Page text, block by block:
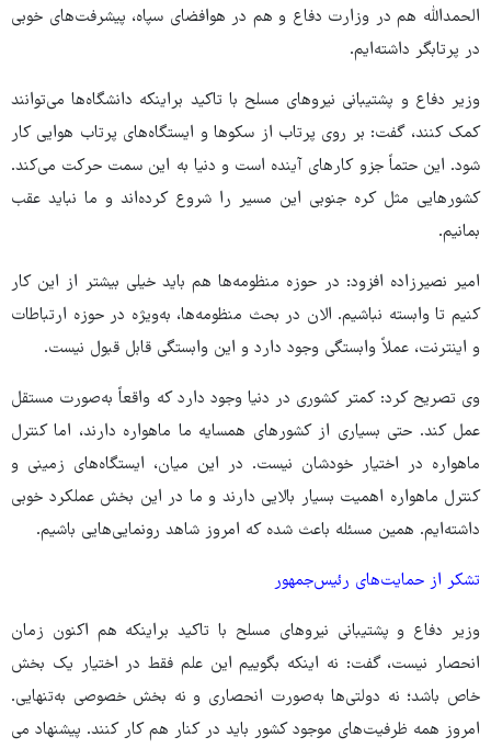
الحمدالله هم در وزارت دفاع و هم در هوافضای سپاه، پیشرفت‌های خوبی
در پرتابگر داشته‌ایم.
وزیر دفاع و پشتیبانی نیروهای مسلح با تاکید براینکه دانشگاه‌ها می‌توانند
کمک کنند، گفت: بر روی پرتاب از سکوها و ایستگاه‌های پرتاب هوایی کار
شود. این حتماً جزو کارهای آینده است و دنیا به این سمت حرکت می‌کند.
کشورهایی مثل کره جنوبی این مسیر را شروع کرده‌اند و ما نباید عقب
بمانیم.
امیر نصیرزاده افزود: در حوزه منظومه‌ها هم باید خیلی بیشتر از این کار
کنیم تا وابسته نباشیم. الان در بحث منظومه‌ها، به‌ویژه در حوزه ارتباطات
و اینترنت، عملاً وابستگی وجود دارد و این وابستگی قابل قبول نیست.
وی تصریح کرد: کمتر کشوری در دنیا وجود دارد که واقعاً به‌صورت مستقل
عمل کند. حتی بسیاری از کشورهای همسایه ما ماهواره دارند، اما کنترل
ماهواره در اختیار خودشان نیست. در این میان، ایستگاه‌های زمینی و
کنترل ماهواره اهمیت بسیار بالایی دارند و ما در این بخش عملکرد خوبی
داشته‌ایم. همین مسئله باعث شده که امروز شاهد رونمایی‌هایی باشیم.
تشکر از حمایت‌های رئیس‌جمهور
وزیر دفاع و پشتیبانی نیروهای مسلح با تاکید براینکه هم اکنون زمان
انحصار نیست، گفت: نه اینکه بگوییم این علم فقط در اختیار یک بخش
خاص باشد؛ نه دولتی‌ها به‌صورت انحصاری و نه بخش خصوصی به‌تنهایی.
امروز همه ظرفیت‌های موجود کشور باید در کنار هم کار کنند. پیشنهاد می